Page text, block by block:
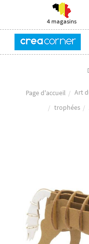
4 magasins
Page d'accueil Art
trophées